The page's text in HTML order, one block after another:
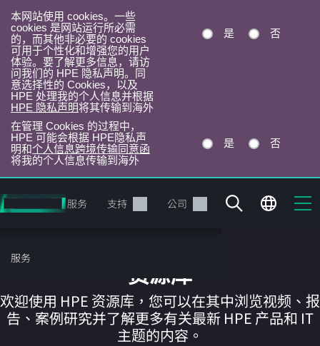
本网站使用 cookies。一些
cookies 是网站运行所必需
的，而其他非必要的 cookies
可用于个性化和增强您的用户
体验。要了解更多信息，请访
问我们的 HPE 隐私声明。同
意选择性的 Cookies，以及
HPE 处理我的个人信息并根据
HPE 隐私声明将其传输到海外
是 否
在管理 Cookies 的过程中，
HPE 可能会根据 HPE隐私声
明和个人信息跨境传输同意函
将我的个人信息传输到海外
是 否
转
到
目
录
服务 支持 公司
服务 资源库
欢迎使用 HPE 资源库，您可以在其中浏览视频、报
告、案例研究并了解更多有关最新 HPE 产品和 IT
主题的内容。